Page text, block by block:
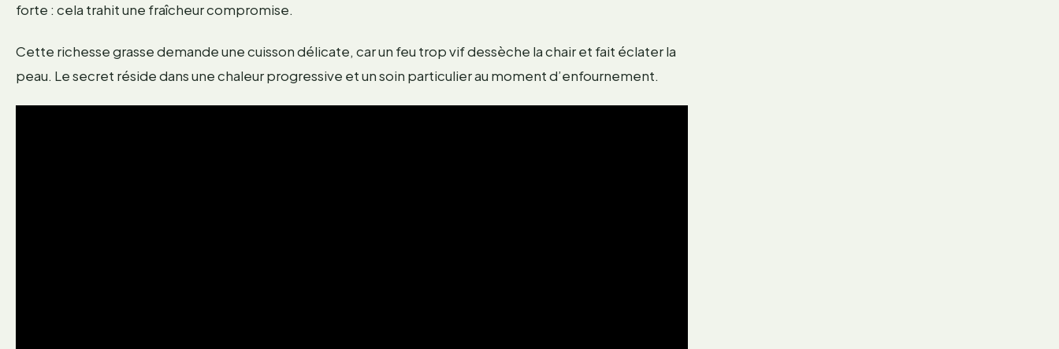
forte : cela trahit une fraîcheur compromise.
Cette richesse grasse demande une cuisson délicate, car un feu trop vif dessèche la chair et fait éclater la
peau. Le secret réside dans une chaleur progressive et un soin particulier au moment d’enfournement.